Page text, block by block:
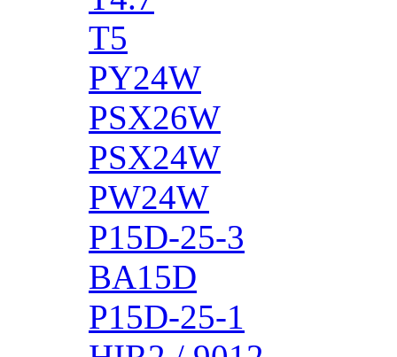
T5
PY24W
PSX26W
PSX24W
PW24W
P15D-25-3
BA15D
P15D-25-1